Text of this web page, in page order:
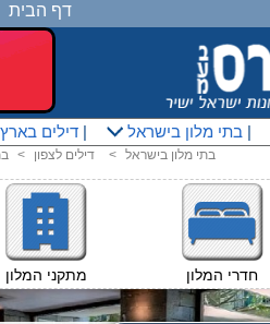
דף הבית
דילים בארץ | בתי מלון בישראל |
< דילים לצפון < בתי מלון בישראל
מתקני המלון חדרי המלון